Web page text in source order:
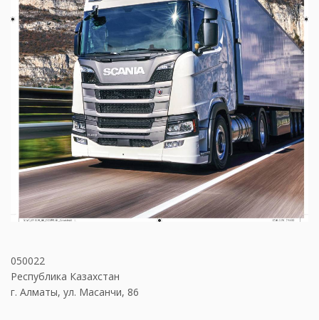
050022
Республика Казахстан
г. Алматы, ул. Масанчи, 86